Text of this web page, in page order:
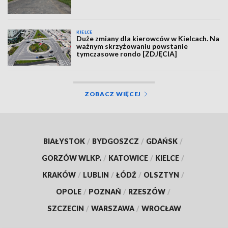
KIELCE
Duże zmiany dla kierowców w Kielcach. Na
ważnym skrzyżowaniu powstanie
tymczasowe rondo [ZDJĘCIA]
ZOBACZ WIĘCEJ
BIAŁYSTOK / BYDGOSZCZ / GDAŃSK /
GORZÓW WLKP. / KATOWICE / KIELCE /
KRAKÓW / LUBLIN / ŁÓDŹ / OLSZTYN /
OPOLE / POZNAŃ / RZESZÓW /
SZCZECIN / WARSZAWA / WROCŁAW